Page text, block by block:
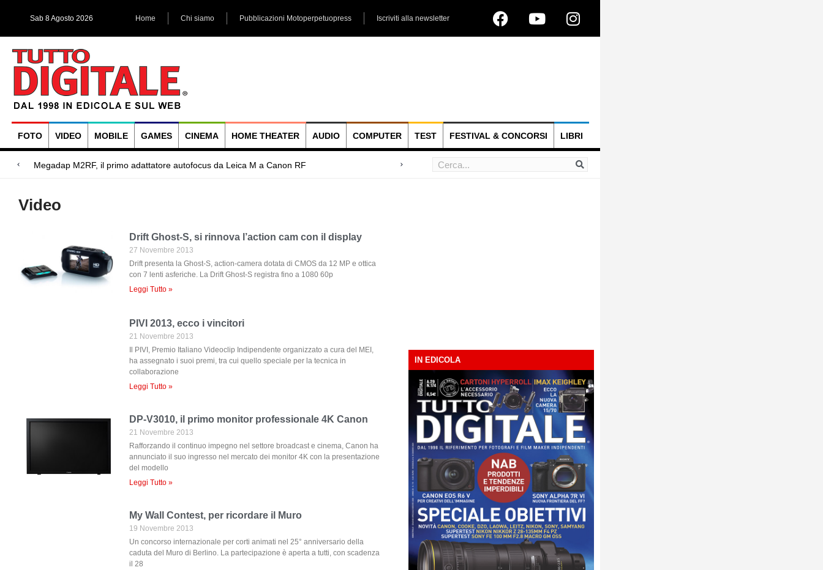
Sab 8 Agosto 2026 Home Chi siamo Pubblicazioni Motoperpetuopress Iscriviti alla newsletter
FOTO VIDEO MOBILE GAMES CINEMA HOME THEATER AUDIO COMPUTER TEST FESTIVAL & CONCORSI LIBRI
Megadap M2RF, il primo adattatore autofocus da Leica M a Canon RF
Blackmagic Design UltraStudio Express 3G, due accessori ad hoc
Arri Rental, evoluzioni in arrivo
Video
Drift Ghost-S, si rinnova l’action cam con il display
27 Novembre 2013
Drift presenta la Ghost-S, action-camera dotata di CMOS da 12 MP e ottica
con 7 lenti asferiche. La Drift Ghost-S registra fino a 1080 60p
Leggi Tutto »
PIVI 2013, ecco i vincitori
21 Novembre 2013
Il PIVI, Premio Italiano Videoclip Indipendente organizzato a cura del MEI,
ha assegnato i suoi premi, tra cui quello speciale per la tecnica in
collaborazione
Leggi Tutto »
DP-V3010, il primo monitor professionale 4K Canon
21 Novembre 2013
Rafforzando il continuo impegno nel settore broadcast e cinema, Canon ha
annunciato il suo ingresso nel mercato dei monitor 4K con la presentazione
del modello
Leggi Tutto »
My Wall Contest, per ricordare il Muro
19 Novembre 2013
Un concorso internazionale per corti animati nel 25° anniversario della
caduta del Muro di Berlino. La partecipazione è aperta a tutti, con scadenza
il 28
IN EDICOLA